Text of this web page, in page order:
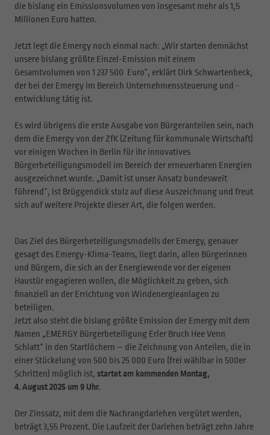
die bislang ein Emissionsvolumen von insgesamt mehr als 1,5
Millionen Euro hatten.
Jetzt legt die Emergy noch einmal nach: „Wir starten demnächst
unsere bislang größte Einzel-Emission mit einem
Gesamtvolumen von 1 237 500 Euro“, erklärt Dirk Schwartenbeck,
der bei der Emergy im Bereich Unternehmenssteuerung und -
entwicklung tätig ist.
Es wird übrigens die erste Ausgabe von Bürgeranteilen sein, nach
dem die Emergy von der ZfK (Zeitung für kommunale Wirtschaft)
vor einigen Wochen in Berlin für ihr innovatives
Bürgerbeteiligungsmodell im Bereich der erneuerbaren Energien
ausgezeichnet wurde. „Damit ist unser Ansatz bundesweit
führend“, ist Brüggendick stolz auf diese Auszeichnung und freut
sich auf weitere Projekte dieser Art, die folgen werden.
Das Ziel des Bürgerbeteiligungsmodells der Emergy, genauer
gesagt des Emergy-Klima-Teams, liegt darin, allen Bürgerinnen
und Bürgern, die sich an der Energiewende vor der eigenen
Haustür engagieren wollen, die Möglichkeit zu geben, sich
finanziell an der Errichtung von Windenergieanlagen zu
beteiligen.
Jetzt also steht die bislang größte Emission der Emergy mit dem
Namen „EMERGY Bürgerbeteiligung Erler Bruch Hee Venn
Schlatt“ in den Startlöchern – die Zeichnung von Anteilen, die in
einer Stückelung von 500 bis 25 000 Euro (frei wählbar in 500er
Schritten) möglich ist, startet am kommenden Montag,
4. August 2025 um 9 Uhr.
Der Zinssatz, mit dem die Nachrangdarlehen vergütet werden,
beträgt 3,55 Prozent. Die Laufzeit der Darlehen beträgt zehn Jahre